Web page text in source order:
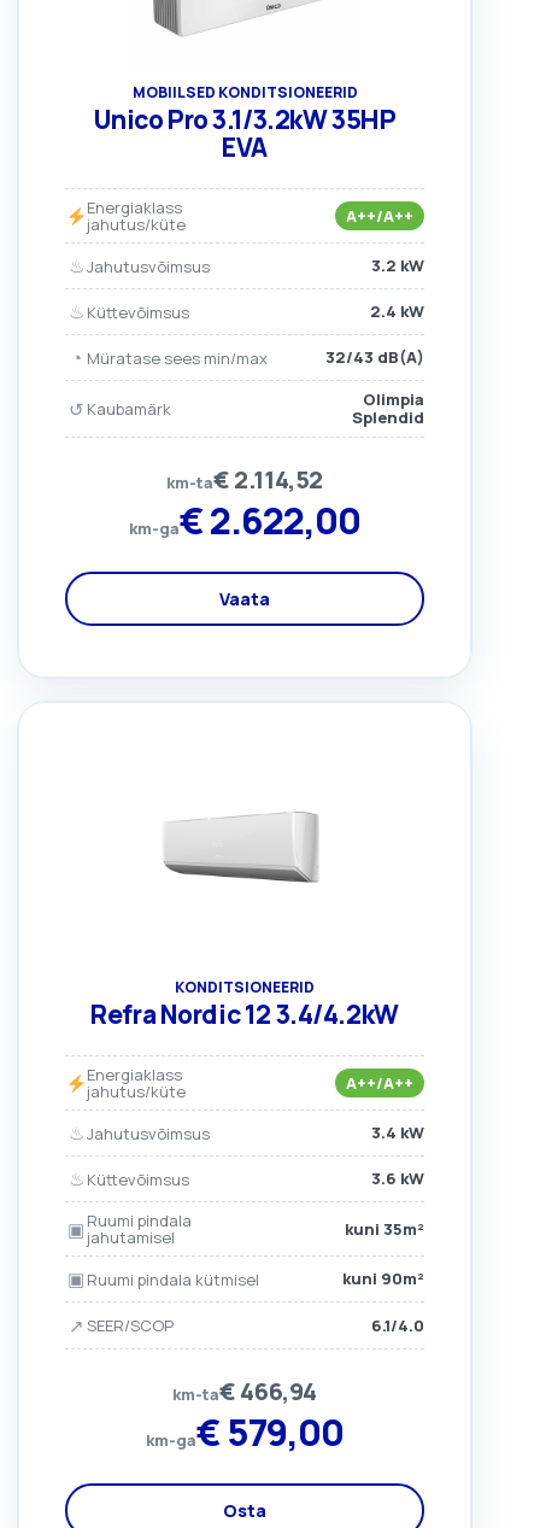
MOBIILSED KONDITSIONEERID
Unico Pro 3.1/3.2kW 35HP
EVA
Energiaklass
jahutus/küte A++/A++
♨Jahutusvõimsus 3.2 kW
♨ Küttevõimsus 2.4 kW
◔ Müratase sees min/max 32/43 dB(A)
↺ Kaubamärk
Olimpia
Splendid
km-ta€2.114,52
km-ga€2.622,00
Vaata
KONDITSIONEERID
Refra Nordic 12 3.4/4.2kW
Energiaklass
jahutus/küte A++/A++
♨Jahutusvõimsus 3.4 kW
♨ Küttevõimsus 3.6 kW
▣ Ruumi pindala
jahutamisel kuni 35m²
▣ Ruumi pindala kütmisel kuni 90m²
↗ SEER/SCOP 6.1/4.0
km-ta€466,94
km-ga€579,00
Osta